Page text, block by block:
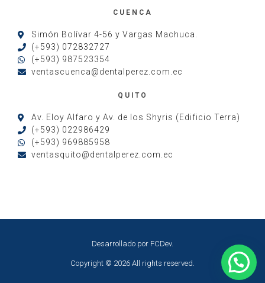
CUENCA
Simón Bolívar 4-56 y Vargas Machuca.
(+593) 072832727
(+593) 987523354
ventascuenca@dentalperez.com.ec
QUITO
Av. Eloy Alfaro y Av. de los Shyris (Edificio Terra)
(+593) 022986429
(+593) 969885958
ventasquito@dentalperez.com.ec
Copyright © 2026 All rights reserved.
Desarrollado por FCDev.